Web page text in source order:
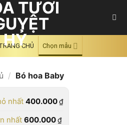
CHỦ Chọn mẫu
/ Bó hoa Baby
nhất 400.000₫
nhất 600.000₫